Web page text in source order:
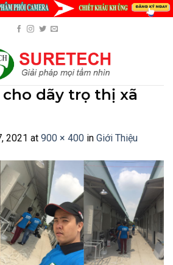
cho dãy trọ thị xã
2021 at 900 × 400 in Giới Thiệu